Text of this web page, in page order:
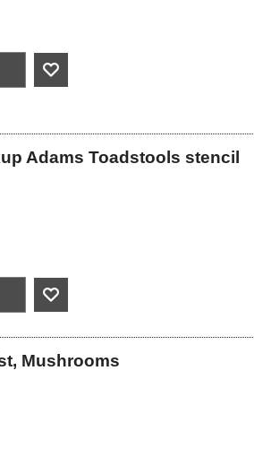
Adams Toadstools stencil
Mushrooms